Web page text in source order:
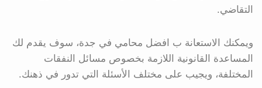
التقاضي.
ويمكنك الاستعانة ب افضل محامي في جدة، سوف يقدم لك
المساعدة القانونية اللازمة بخصوص مسائل النفقات
المختلفة، ويجيب على مختلف الأسئلة التي تدور في ذهنك.